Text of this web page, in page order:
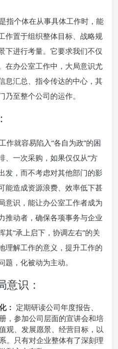
指个体在从事具体工作时，能
作置于组织整体目标、战略规
下进行考量。它要求我们不仅
在办公室工作中，大局意识尤
息汇总、指令传达的中心，其
至整个公司的运作。
作就容易陷入“各自为政”的困
、一次采购，如果仅仅从“方
发，而不考虑对其他部门的影
能造成资源浪费、效率低下甚
意识，能让办公室工作者成为
推动者，确保各项事务与企业
“承上启下，协调左右”的关
理解工作的意义，提升工作的
，化被动为主动。
意识：
： 定期研读公司年度报告、
，参加公司层面的宣讲会和培
观、发展愿景、经营目标，以
。只有对企业整体有了深刻理